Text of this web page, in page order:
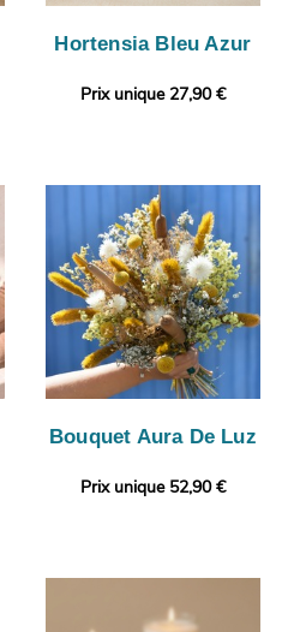
Hortensia Bleu Azur
Prix unique 27,90 €
Bouquet Aura De Luz
Prix unique 52,90 €